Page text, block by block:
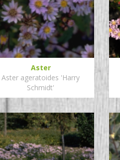
Aster
Aster ageratoides 'Harry
Schmidt'